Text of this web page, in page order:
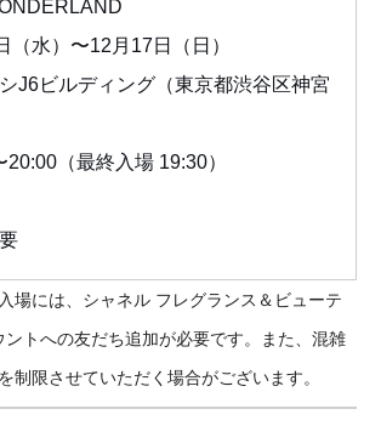
（水）〜12月17日（日）
J6ビルディング（東京都渋谷区神宮
（最終入場 19:30）
場には、シャネル フレグランス＆ビューテ
ントへの友だち追加が必要です。また、混雑
制限させていただく場合がございます。